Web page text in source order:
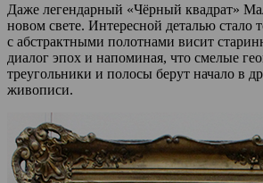
Даже легендарный «Чёрный квадрат»
новом свете. Интересной деталью стало
с абстрактными полотнами висит
диалог эпох и напоминая, что смелые
треугольники и полосы берут начало в
живописи.